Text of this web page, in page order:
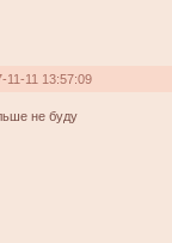
11-11 13:57:09
не буду